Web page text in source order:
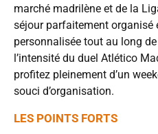
marché madrilène et de la
séjour parfaitement organisé
personnalisée tout au long
l’intensité du duel Atlético
profitez pleinement d’un
souci d’organisation.
LES POINTS FORTS